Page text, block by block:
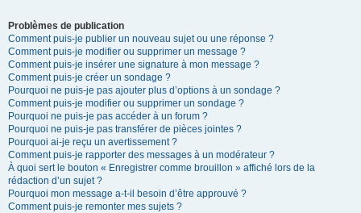
Problèmes de publication
Comment puis-je publier un nouveau sujet ou une réponse ?
Comment puis-je modifier ou supprimer un message ?
Comment puis-je insérer une signature à mon message ?
Comment puis-je créer un sondage ?
Pourquoi ne puis-je pas ajouter plus d’options à un sondage ?
Comment puis-je modifier ou supprimer un sondage ?
Pourquoi ne puis-je pas accéder à un forum ?
Pourquoi ne puis-je pas transférer de pièces jointes ?
Pourquoi ai-je reçu un avertissement ?
Comment puis-je rapporter des messages à un modérateur ?
À quoi sert le bouton « Enregistrer comme brouillon » affiché lors de la
rédaction d’un sujet ?
Pourquoi mon message a-t-il besoin d’être approuvé ?
Comment puis-je remonter mes sujets ?